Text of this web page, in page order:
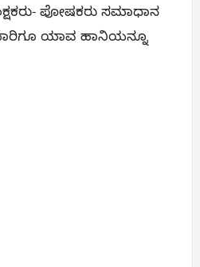
ಪೋಷಕರು ಸಮಾಧಾನ
ಯಾರಿಗೂ ಯಾವ ಹಾನಿಯನ್ನೂ